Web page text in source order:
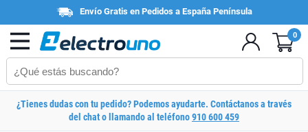
Envío Gratis en Pedidos a España Península
0
¿Tienes dudas con tu pedido? Podemos ayudarte. Contáctanos a través
del chat o llamando al teléfono910 600 459